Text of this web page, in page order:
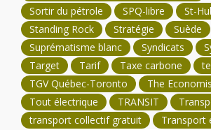
Sortir du pétrole
SPQ-libre
St-
Standing Rock
Stratégie
Suède
Suprématisme blanc
Syndicats
Target
Tarif Taxe carbone
TGV Québec-Toronto
The
Tout électrique
TRANSIT
transport collectif gratuit
Transport